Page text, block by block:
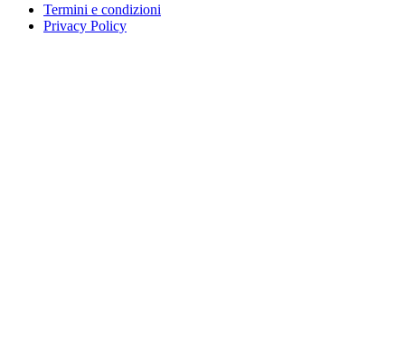
Termini e condizioni
Privacy Policy